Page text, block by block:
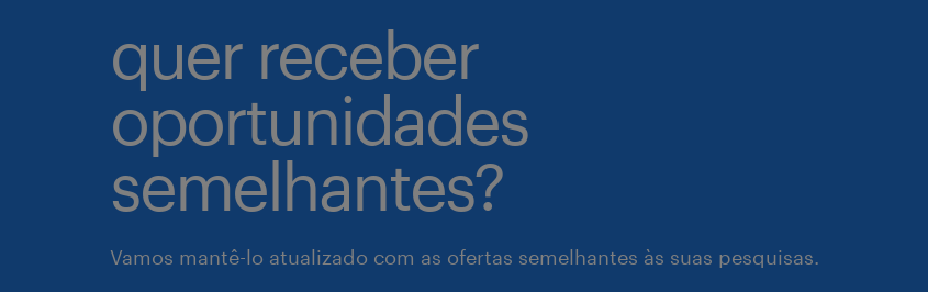
quer receber
oportunidades
semelhantes?
Vamos mantê-lo atualizado com as ofertas semelhantes às suas pesquisas.